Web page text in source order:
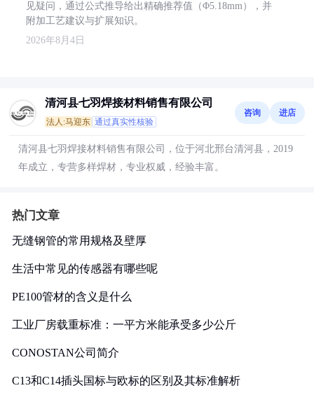
见疑问，通过公式推导给出精确推荐值（Φ5.18mm），并
附加工艺建议与扩展知识。
2026年8月4日
清河县七羽焊接材料销售有限公司
法人:马迎东 通过真实性核验
咨询 进店
清河县七羽焊接材料销售有限公司，位于河北邢台清河县，2019
年成立，专营多样焊材，专业权威，经验丰富。
热门文章
无缝钢管的常用规格及壁厚
生活中常见的传感器有哪些呢
PE100管材的含义是什么
工业厂房载重标准：一平方米能承受多少公斤
CONOSTAN公司简介
C13和C14插头国标与欧标的区别及其标准解析